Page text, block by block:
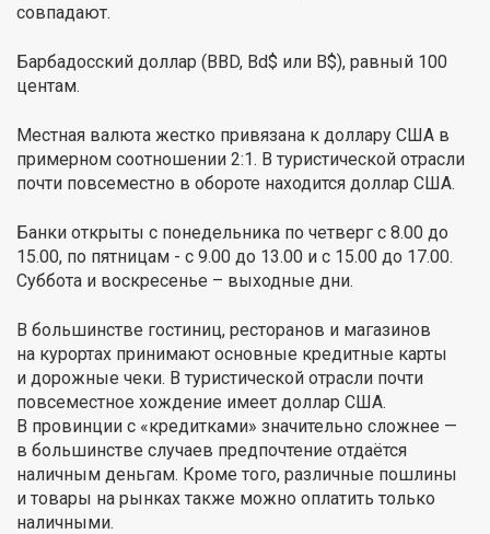
совпадают.
Барбадосский доллар (BBD, Bd$ или B$), равный 100
центам.
Местная валюта жестко привязана к доллару США в
примерном соотношении 2:1. В туристической отрасли
почти повсеместно в обороте находится доллар США.
Банки открыты с понедельника по четверг с 8.00 до
15.00, по пятницам - с 9.00 до 13.00 и с 15.00 до 17.00.
Суббота и воскресенье – выходные дни.
В большинстве гостиниц, ресторанов и магазинов
на курортах принимают основные кредитные карты
и дорожные чеки. В туристической отрасли почти
повсеместное хождение имеет доллар США.
В провинции с «кредитками» значительно сложнее —
в большинстве случаев предпочтение отдаётся
наличным деньгам. Кроме того, различные пошлины
и товары на рынках также можно оплатить только
наличными.